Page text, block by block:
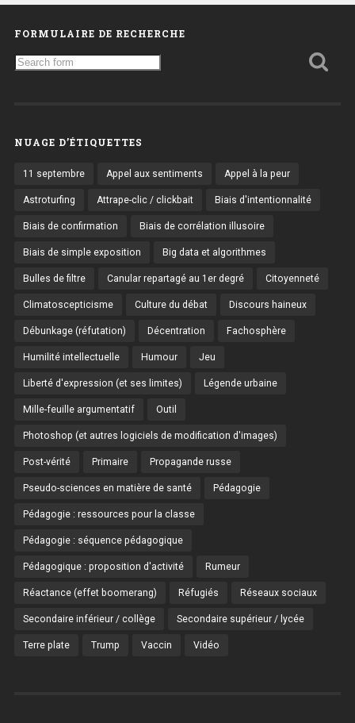
FORMULAIRE DE RECHERCHE
Search
for:
NUAGE D’ÉTIQUETTES
11 septembre Appel aux sentiments Appel à la peur
Astroturfing Attrape-clic / clickbait Biais d'intentionnalité
Biais de confirmation Biais de corrélation illusoire
Biais de simple exposition Big data et algorithmes
Bulles de filtre Canular repartagé au 1er degré Citoyenneté
Climatoscepticisme Culture du débat Discours haineux
Débunkage (réfutation) Décentration Fachosphère
Humilité intellectuelle Humour Jeu
Liberté d'expression (et ses limites) Légende urbaine
Mille-feuille argumentatif Outil
Photoshop (et autres logiciels de modification d'images)
Post-vérité Primaire Propagande russe
Pseudo-sciences en matière de santé Pédagogie
Pédagogie : ressources pour la classe
Pédagogie : séquence pédagogique
Pédagogique : proposition d'activité Rumeur
Réactance (effet boomerang) Réfugiés Réseaux sociaux
Secondaire inférieur / collège Secondaire supérieur / lycée
Terre plate Trump Vaccin Vidéo